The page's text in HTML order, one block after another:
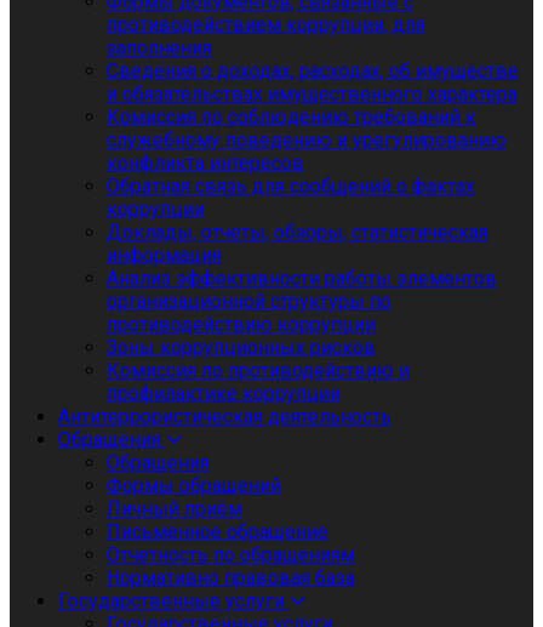
противодействием коррупции, для
заполнения
Сведения о доходах, расходах, об имуществе
и обязательствах имущественного характера
Комиссия по соблюдению требований к
служебному поведению и урегулированию
конфликта интересов
Обратная связь для сообщений о фактах
коррупции
Доклады, отчеты, обзоры, статистическая
информация
Анализ эффективности работы элементов
организационной структуры по
противодействию коррупции
Зоны коррупционных рисков
Комиссия по противодействию и
профилактике коррупции
Антитеррористическая деятельность
Обращения
Обращения
Формы обращений
Личный приём
Письменное обращение
Отчетность по обращениям
Нормативно правовая база
Государственные услуги